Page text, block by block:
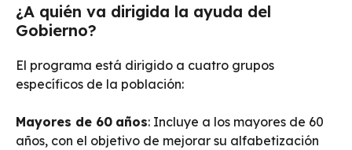
¿A quién va dirigida la ayuda del
Gobierno?
El programa está dirigido a cuatro grupos
específicos de la población:
Mayores de 60 años: Incluye a los mayores de 60
años, con el objetivo de mejorar su alfabetización